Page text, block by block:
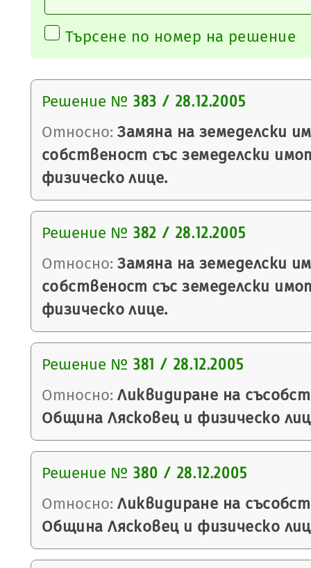
Търсене по номер на решение
Решение № 383 / 28.12.2005
Относно: Замяна на земеделски
собственост със земеделски
физическо лице.
Решение № 382 / 28.12.2005
Относно: Замяна на земеделски
собственост със земеделски
физическо лице.
Решение № 381 / 28.12.2005
Относно: Ликвидиране на
Община Лясковец и физическо
Решение № 380 / 28.12.2005
Относно: Ликвидиране на
Община Лясковец и физическо